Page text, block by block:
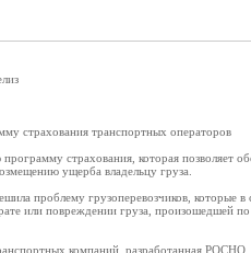
страхования транспортных операторов
страхования, которая позволяет
ущерба владельцу груза.
проблему грузоперевозчиков, которые в
или повреждении груза, произошедшей
компаний, разработанная РОСНО,